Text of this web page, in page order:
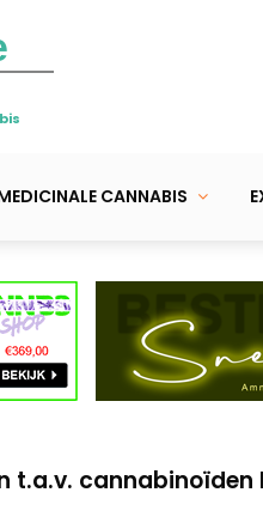
CANNABIS
halveert de kans op
pijn of is
halveert de kans op